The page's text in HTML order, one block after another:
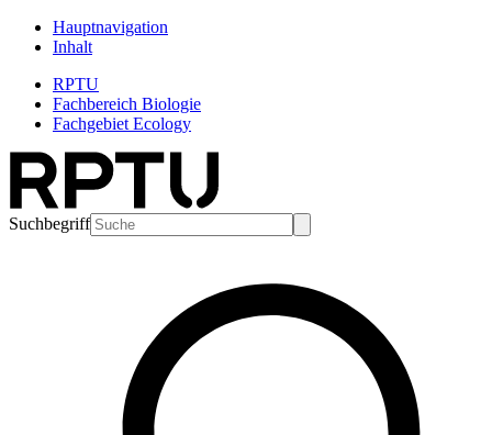
Hauptnavigation
Inhalt
RPTU
Fachbereich Biologie
Fachgebiet Ecology
Suchbegriff